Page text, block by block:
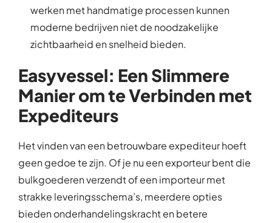
werken met handmatige processen kunnen
moderne bedrijven niet de noodzakelijke
zichtbaarheid en snelheid bieden.
Easyvessel: Een Slimmere
Manier om te Verbinden met
Expediteurs
Het vinden van een betrouwbare expediteur hoeft
geen gedoe te zijn. Of je nu een exporteur bent die
bulkgoederen verzendt of een importeur met
strakke leveringsschema’s, meerdere opties
bieden onderhandelingskracht en betere